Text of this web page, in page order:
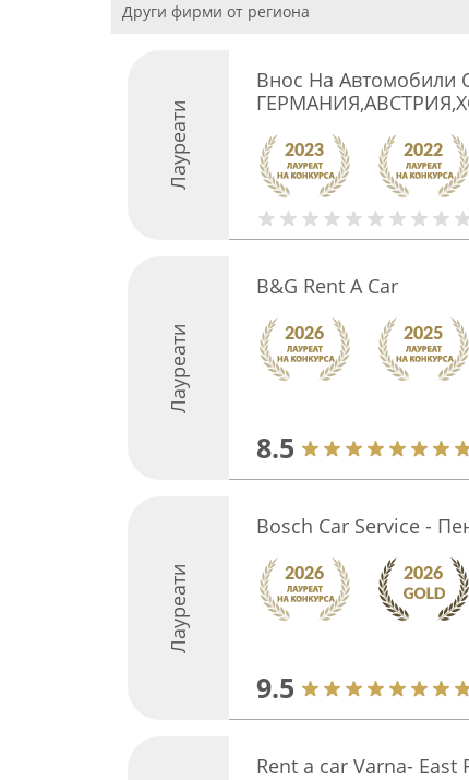
Други фирми от региона
Лауреати
Внос На Автомобили
Лауреати
B&G Rent A Car
8.5
Лауреати
Bosch Car Service -
9.5
Rent a car Varna- East